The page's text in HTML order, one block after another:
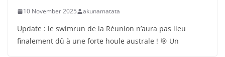
10 November 2025 akunamatata
Update : le swimrun de la Réunion n’aura pas lieu
finalement dû à une forte houle australe ! 🎯 Un